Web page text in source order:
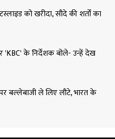
को खरीदा, सौदे की शर्तों का
'KBC' के निर्देशक बोले- उन्हें देख
बल्लेबाजी ले लिए लौटे, भारत के